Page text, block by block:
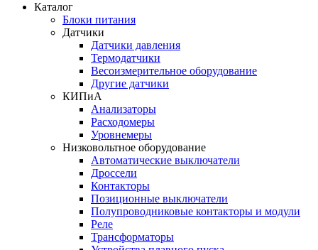
Каталог
Блоки питания
Датчики
Датчики давления
Термодатчики
Весоизмерительное оборудование
Другие датчики
КИПиА
Анализаторы
Расходомеры
Уровнемеры
Низковольтное оборудование
Автоматические выключатели
Дроссели
Контакторы
Позиционные выключатели
Полупроводниковые контакторы и модули
Реле
Трансформаторы